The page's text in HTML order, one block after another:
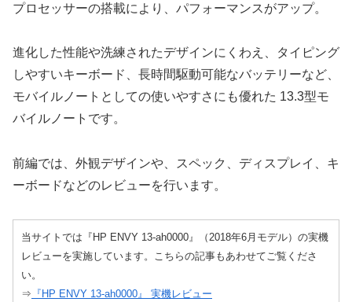
プロセッサーの搭載により、パフォーマンスがアップ。
進化した性能や洗練されたデザインにくわえ、タイピング
しやすいキーボード、長時間駆動可能なバッテリーなど、
モバイルノートとしての使いやすさにも優れた 13.3型モ
バイルノートです。
前編では、外観デザインや、スペック、ディスプレイ、キ
ーボードなどのレビューを行います。
当サイトでは『HP ENVY 13-ah0000』（2018年6月モデル）の実機
レビューを実施しています。こちらの記事もあわせてご覧くださ
い。
⇒ 『HP ENVY 13-ah0000』 実機レビュー